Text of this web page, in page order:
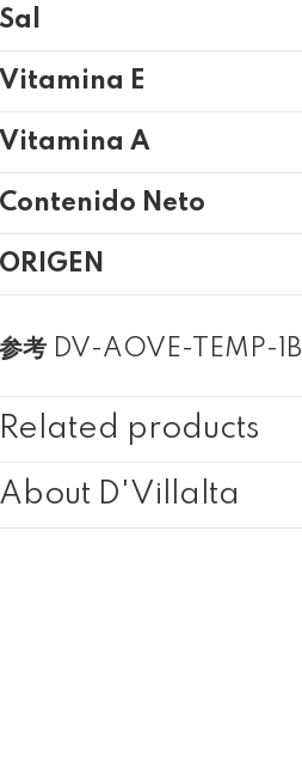
Sal
Vitamina E
Vitamina A
Contenido Neto
ORIGEN
参考 DV-AOVE-TEMP-1B
Related products
About D'Villalta